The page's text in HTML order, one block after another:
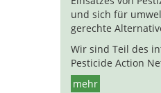
und sich für
gerechte
Wir sind Teil des
Pesticide Action
mehr